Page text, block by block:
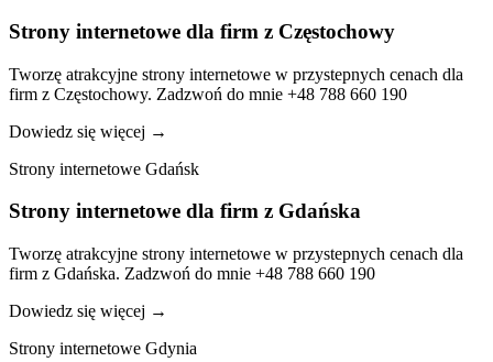
Strony internetowe dla firm z Częstochowy
Tworzę atrakcyjne strony internetowe w przystepnych cenach dla
firm z Częstochowy. Zadzwoń do mnie +48 788 660 190
Dowiedz się więcej →
Strony internetowe Gdańsk
Strony internetowe dla firm z Gdańska
Tworzę atrakcyjne strony internetowe w przystepnych cenach dla
firm z Gdańska. Zadzwoń do mnie +48 788 660 190
Dowiedz się więcej →
Strony internetowe Gdynia